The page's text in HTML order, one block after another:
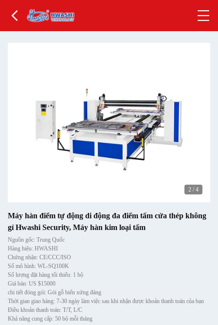
2 / 4
Máy hàn điểm tự động di động đa điểm tấm cửa thép không
gỉ Hwashi Security, Máy hàn kim loại tấm
Nguồn gốc: Trung Quốc
Hàng hiệu: HWASHI
Chứng nhận: CE/CCC/ISO
Số mô hình: WL-SQ100K
Số lượng đặt hàng tối thiểu: 1 bộ
Giá bán: US $15000
chi tiết đóng gói: Gói gỗ biển xứng đáng
Thời gian giao hàng: 7-30 ngày làm việc sau khi nhận được khoản thanh toán của bạn
Điều khoản thanh toán: T/T, L/C
Khả năng cung cấp: 50 bộ mỗi tháng